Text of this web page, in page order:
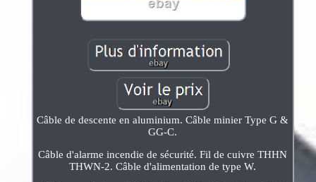
Câble de descente en aluminium. Câble minier Type G &
GG-C.
Câble d'alarme incendie de sécurité. Fil de cuivre THHN
THWN-2. Câble d'alimentation de type W.